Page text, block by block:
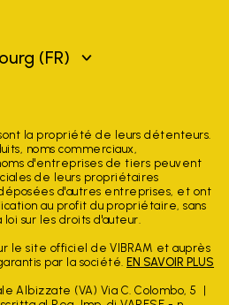
(FR)
la propriété de leurs détenteurs.
noms commerciaux,
d'entreprises de tiers peuvent
de leurs propriétaires
d'autres entreprises, et ont
au profit du propriétaire, sans
sur les droits d'auteur.
le site officiel de VIBRAM et auprès
par la société. EN SAVOIR PLUS
Albizzate (VA) Via C. Colombo, 5